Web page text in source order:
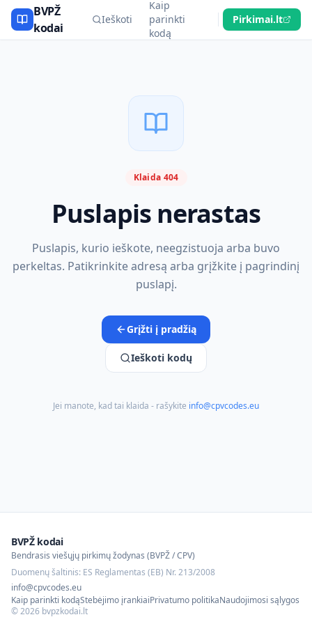
BVPŽ
kodai
Ieškoti
Kaip
parinkti
kodą
Pirkimai.lt
Klaida 404
Puslapis nerastas
Puslapis, kurio ieškote, neegzistuoja arba buvo
perkeltas. Patikrinkite adresą arba grįžkite į pagrindinį
puslapį.
Grįžti į pradžią
Ieškoti kodų
Jei manote, kad tai klaida - rašykite info@cpvcodes.eu
BVPŽ kodai
Bendrasis viešųjų pirkimų žodynas (BVPŽ / CPV)
Duomenų šaltinis: ES Reglamentas (EB) Nr. 213/2008
info@cpvcodes.eu
Kaip parinkti kodąStebėjimo įrankiaiPrivatumo politikaNaudojimosi sąlygos
©2026 bvpzkodai.lt